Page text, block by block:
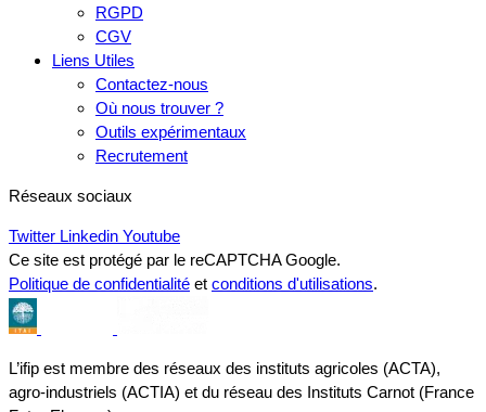
RGPD
CGV
Liens Utiles
Contactez-nous
Où nous trouver ?
Outils expérimentaux
Recrutement
Réseaux sociaux
Twitter Linkedin Youtube
Ce site est protégé par le reCAPTCHA Google.
Politique de confidentialité et conditions d'utilisations.
L’ifip est membre des réseaux des instituts agricoles (ACTA),
agro-industriels (ACTIA) et du réseau des Instituts Carnot (France